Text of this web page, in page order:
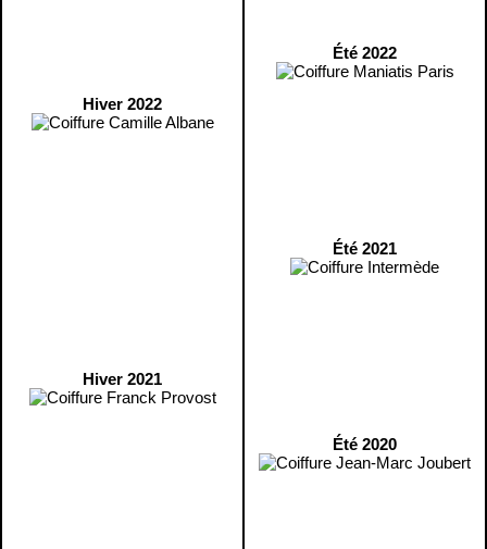
Hiver 2022
Hiver 2021
Été 2022
Été 2021
Été 2020